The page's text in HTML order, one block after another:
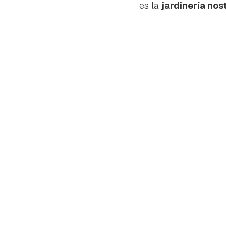
es la jardinería